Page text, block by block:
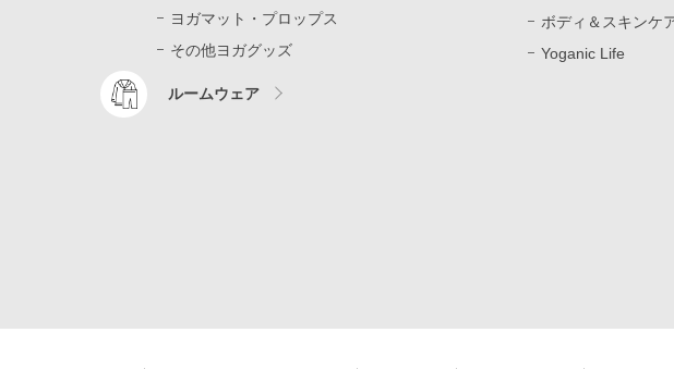
ヨガマット・プロップス
その他ヨガグッズ
ルームウェア
ボディ＆スキンケ
Yoganic Life